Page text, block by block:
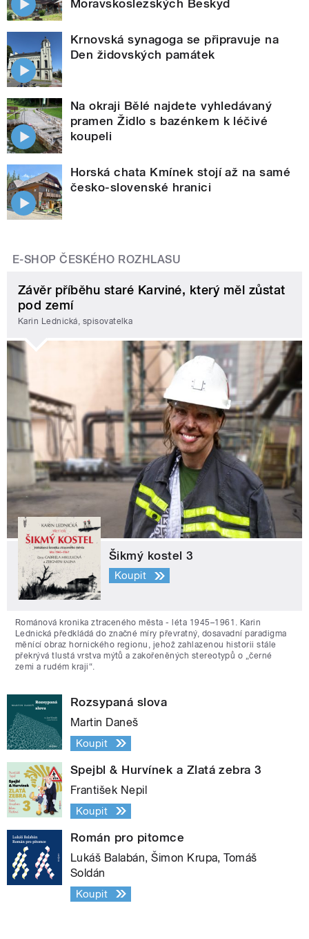
Moravskoslezských Beskyd
Krnovská synagoga se připravuje na
Den židovských památek
Na okraji Bělé najdete vyhledávaný
pramen Židlo s bazénkem k léčivé
koupeli
Horská chata Kmínek stojí až na samé
česko-slovenské hranici
E-SHOP ČESKÉHO ROZHLASU
Závěr příběhu staré Karviné, který měl zůstat
pod zemí
Karin Lednická, spisovatelka
Šikmý kostel 3
Koupit
Románová kronika ztraceného města - léta 1945–1961. Karin
Lednická předkládá do značné míry převratný, dosavadní paradigma
měnící obraz hornického regionu, jehož zahlazenou historii stále
překrývá tlustá vrstva mýtů a zakořeněných stereotypů o „černé
zemi a rudém kraji“.
Rozsypaná slova
Martin Daneš
Koupit
Spejbl & Hurvínek a Zlatá zebra 3
František Nepil
Koupit
Román pro pitomce
Lukáš Balabán, Šimon Krupa, Tomáš
Soldán
Koupit